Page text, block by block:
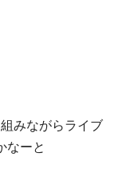
みながらライブ
なーと